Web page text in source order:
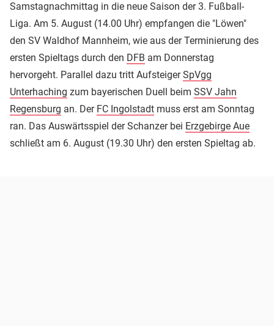
Samstagnachmittag in die neue Saison der 3. Fußball-
Liga. Am 5. August (14.00 Uhr) empfangen die "Löwen"
den SV Waldhof Mannheim, wie aus der Terminierung des
ersten Spieltags durch den DFB am Donnerstag
hervorgeht. Parallel dazu tritt AufsteigerSpVgg
Unterhaching zum bayerischen Duell beim SSV Jahn
Regensburg an. Der FC Ingolstadt muss erst am Sonntag
ran. Das Auswärtsspiel der Schanzer bei Erzgebirge Aue
schließt am 6. August (19.30 Uhr) den ersten Spieltag ab.